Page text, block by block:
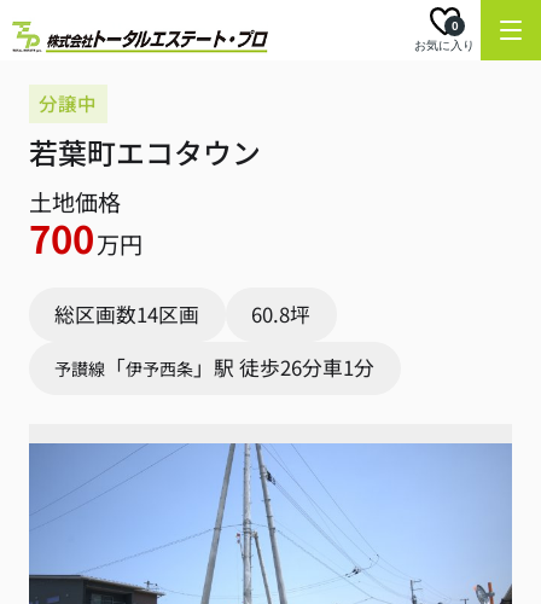
お気に入り
0
分譲中
若葉町エコタウン
土地価格
700万円
総区画数14区画 60.8坪
予讃線 「伊予西条 」駅 徒歩26分車1分